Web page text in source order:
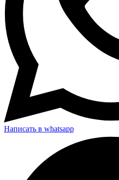
Написать в whatsapp